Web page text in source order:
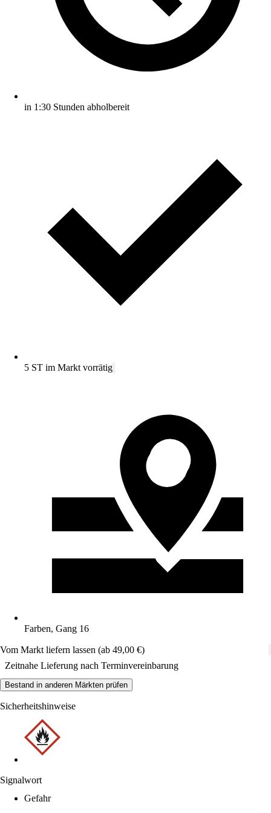
in 1:30 Stunden abholbereit
5 ST im Markt vorrätig
Farben, Gang 16
Vom Markt liefern lassen (ab 49,00 €)
Zeitnahe Lieferung nach Terminvereinbarung
Bestand in anderen Märkten prüfen
Sicherheitshinweise
Signalwort
Gefahr